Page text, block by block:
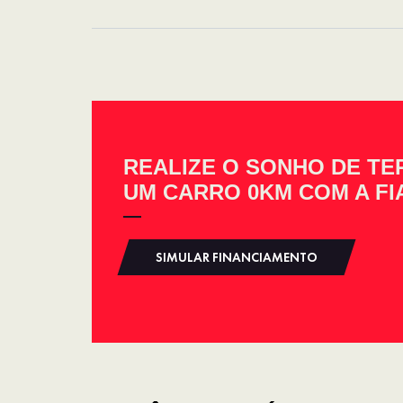
REALIZE O SONHO DE
UM CARRO 0KM COM A
SIMULAR FINANCIAMENTO